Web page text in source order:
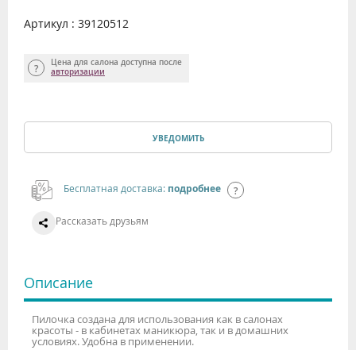
Артикул : 39120512
Цена для салона доступна после
авторизации
УВЕДОМИТЬ
Бесплатная доставка: подробнее
Рассказать друзьям
Описание
Пилочка создана для использования как в салонах
красоты - в кабинетах маникюра, так и в домашних
условиях. Удобна в применении.